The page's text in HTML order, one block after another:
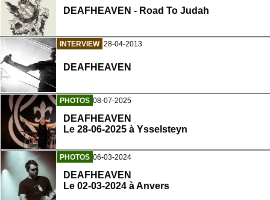
DEAFHEAVEN - Road To Judah
INTERVIEW 28-04-2013
DEAFHEAVEN
PHOTOS 08-07-2025
DEAFHEAVEN
Le 28-06-2025 à Ysselsteyn
PHOTOS 06-03-2024
DEAFHEAVEN
Le 02-03-2024 à Anvers